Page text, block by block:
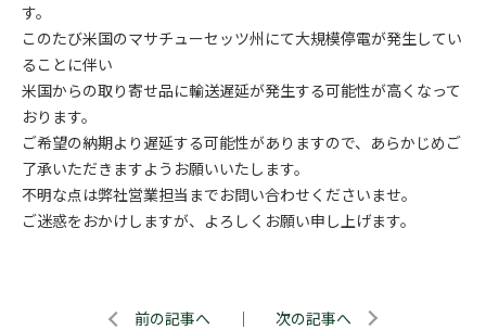
す。
このたび米国のマサチューセッツ州にて大規模停電が発生してい
ることに伴い
米国からの取り寄せ品に輸送遅延が発生する可能性が高くなって
おります。
ご希望の納期より遅延する可能性がありますので、あらかじめご
了承いただきますようお願いいたします。
不明な点は弊社営業担当までお問い合わせくださいませ。
ご迷惑をおかけしますが、よろしくお願い申し上げます。
前の記事へ ｜ 次の記事へ